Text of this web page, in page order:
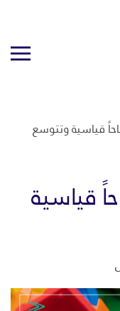
قياسية وتتوسع
قياسية